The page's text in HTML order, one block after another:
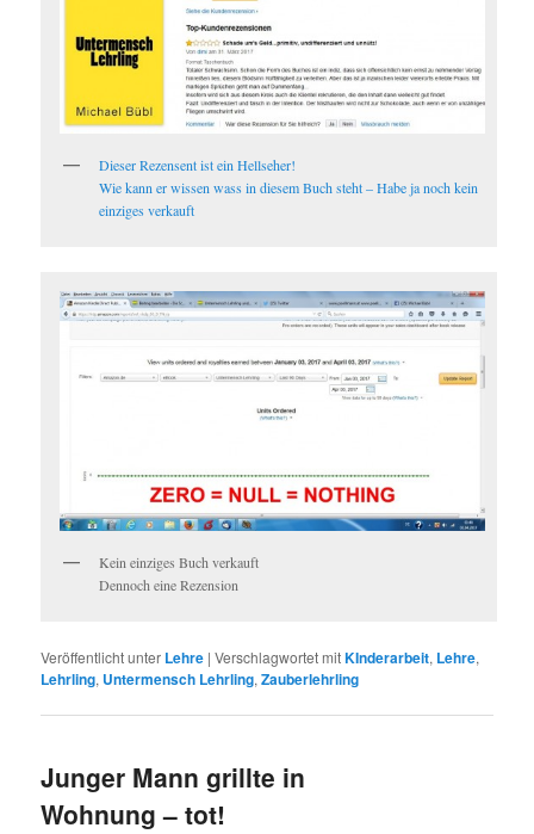
Dieser Rezensent ist ein Hellseher!
Wie kann er wissen wass in diesem Buch steht – Habe ja noch kein
einziges verkauft
Kein einziges Buch verkauft
Dennoch eine Rezension
Veröffentlicht unter Lehre |Verschlagwortet mitKInderarbeit, Lehre,
Lehrling, Untermensch Lehrling,Zauberlehrling
Junger Mann grillte in
Wohnung – tot!